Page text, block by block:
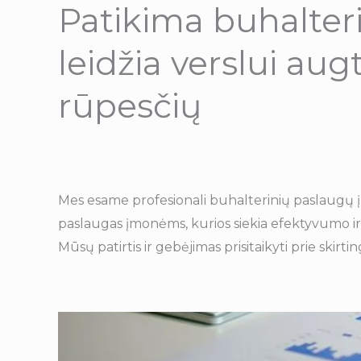
Patikima
leidžia verslui
rūpesčių
Mes esame profesionali buhalterinių paslaugų
paslaugas įmonėms, kurios siekia efektyvumo
Mūsų patirtis ir gebėjimas prisitaikyti prie
mums pasiūlyti aukščiausio lygio paslaugas.